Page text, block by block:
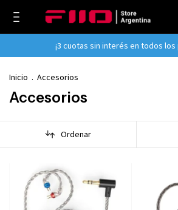
¡3 cuotas sin interés en todos
Inicio . Accesorios
Accesorios
Ordenar